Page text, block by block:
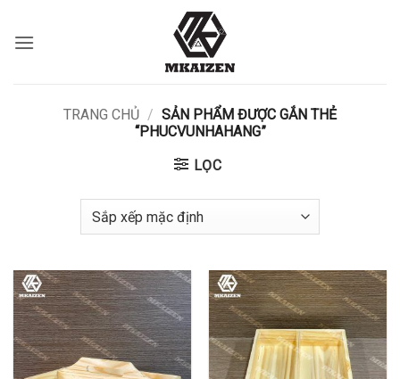
qua
nội
TRANG CHỦ / SẢN PHẨM ĐƯỢC GẮN THẺ
“PHUCVUNHAHANG”
LỌC